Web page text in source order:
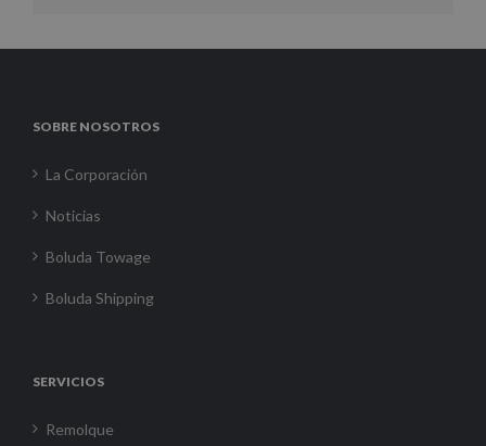
SOBRE NOSOTROS
La Corporación
Noticias
Boluda Towage
Boluda Shipping
SERVICIOS
Remolque